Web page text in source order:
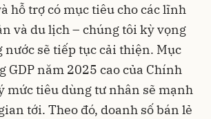
hỗ trợ có mục tiêu cho các lĩnh
và du lịch – chúng tôi kỳ vọng
sẽ tiếp tục cải thiện. Mục
GDP năm 2025 cao của Chính
mức tiêu dùng tư nhân sẽ mạnh
tới. Theo đó, doanh số bán lẻ